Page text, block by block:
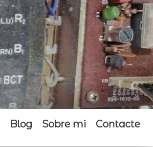
Blog Sobre mi Contacte